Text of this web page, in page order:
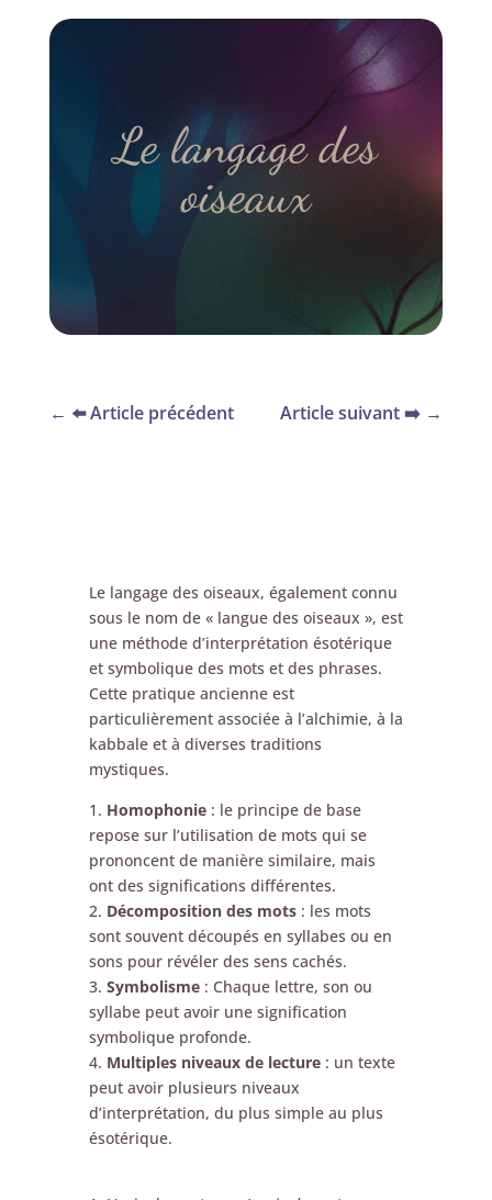
Le langage des
oiseaux
← ⬅️ Article précédent Article suivant ➡️ →
Le langage des oiseaux, également connu
sous le nom de « langue des oiseaux », est
une méthode d’interprétation ésotérique
et symbolique des mots et des phrases.
Cette pratique ancienne est
particulièrement associée à l’alchimie, à la
kabbale et à diverses traditions
mystiques.
1. Homophonie: le principe de base
repose sur l’utilisation de mots qui se
prononcent de manière similaire, mais
ont des significations différentes.
2. Décomposition des mots: les mots
sont souvent découpés en syllabes ou en
sons pour révéler des sens cachés.
3. Symbolisme: Chaque lettre, son ou
syllabe peut avoir une signification
symbolique profonde.
4. Multiples niveaux de lecture: un texte
peut avoir plusieurs niveaux
d’interprétation, du plus simple au plus
ésotérique.